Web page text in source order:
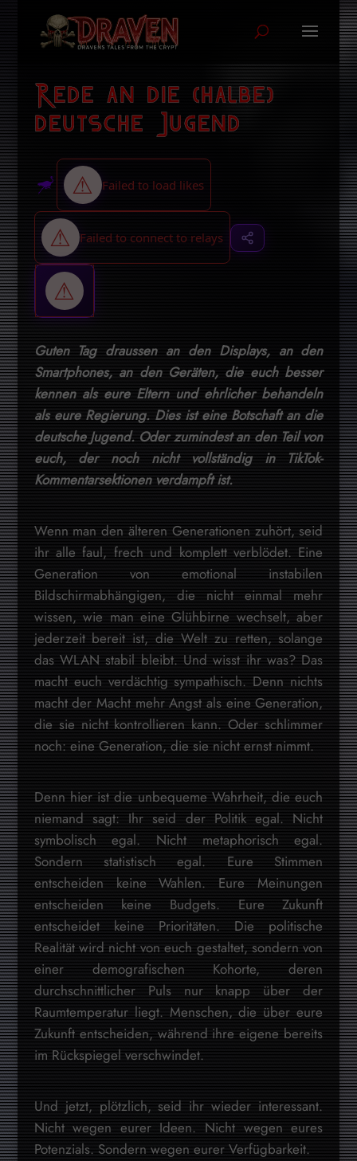
Rede an die (halbe)
deutsche Jugend
Guten Tag draussen an den Displays, an den
Smartphones, an den Geräten, die euch besser
kennen als eure Eltern und ehrlicher behandeln
als eure Regierung. Dies ist eine Botschaft an die
deutsche Jugend. Oder zumindest an den Teil von
euch, der noch nicht vollständig in TikTok-
Kommentarsektionen verdampft ist.
Wenn man den älteren Generationen zuhört, seid
ihr alle faul, frech und komplett verblödet. Eine
Generation von emotional instabilen
Bildschirmabhängigen, die nicht einmal mehr
wissen, wie man eine Glühbirne wechselt, aber
jederzeit bereit ist, die Welt zu retten, solange
das WLAN stabil bleibt. Und wisst ihr was? Das
macht euch verdächtig sympathisch. Denn nichts
macht der Macht mehr Angst als eine Generation,
die sie nicht kontrollieren kann. Oder schlimmer
noch: eine Generation, die sie nicht ernst nimmt.
Denn hier ist die unbequeme Wahrheit, die euch
niemand sagt: Ihr seid der Politik egal. Nicht
symbolisch egal. Nicht metaphorisch egal.
Sondern statistisch egal. Eure Stimmen
entscheiden keine Wahlen. Eure Meinungen
entscheiden keine Budgets. Eure Zukunft
entscheidet keine Prioritäten. Die politische
Realität wird nicht von euch gestaltet, sondern von
einer demografischen Kohorte, deren
durchschnittlicher Puls nur knapp über der
Raumtemperatur liegt. Menschen, die über eure
Zukunft entscheiden, während ihre eigene bereits
im Rückspiegel verschwindet.
Und jetzt, plötzlich, seid ihr wieder interessant.
Nicht wegen eurer Ideen. Nicht wegen eures
Potenzials. Sondern wegen eurer Verfügbarkeit.